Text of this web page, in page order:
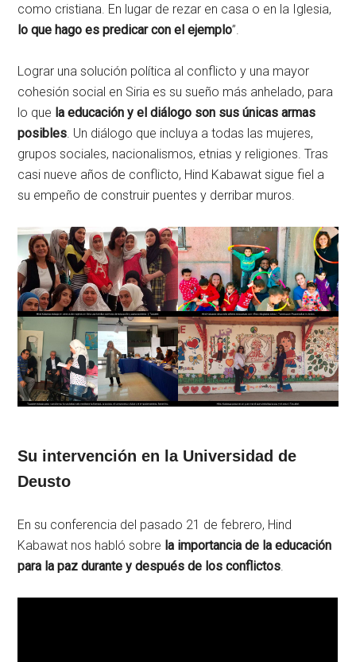
como cristiana. En lugar de rezar en casa o en la Iglesia,
lo que hago es predicar con el ejemplo”.
Lograr una solución política al conflicto y una mayor
cohesión social en Siria es su sueño más anhelado, para
lo que la educación y el diálogo son sus únicas armas
posibles . Un diálogo que incluya a todas las mujeres,
grupos sociales, nacionalismos, etnias y religiones. Tras
casi nueve años de conflicto, Hind Kabawat sigue fiel a
su empeño de construir puentes y derribar muros.
Su intervención en la Universidad de
Deusto
En su conferencia del pasado 21 de febrero, Hind
Kabawat nos habló sobre la importancia de la educación
para la paz durante y después de los conflictos.